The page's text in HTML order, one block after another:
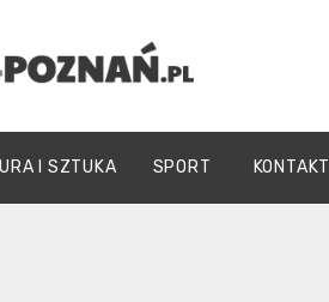
I SZTUKA SPORT KONTAKT